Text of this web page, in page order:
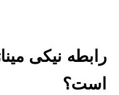
رابطه نیکی
است؟